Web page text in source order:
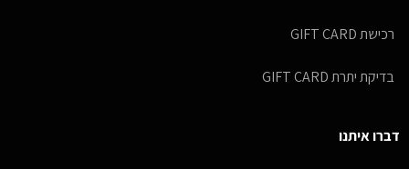
רכישת GIFT CARD
בדיקת יתרת GIFT CARD
דברו איתנו